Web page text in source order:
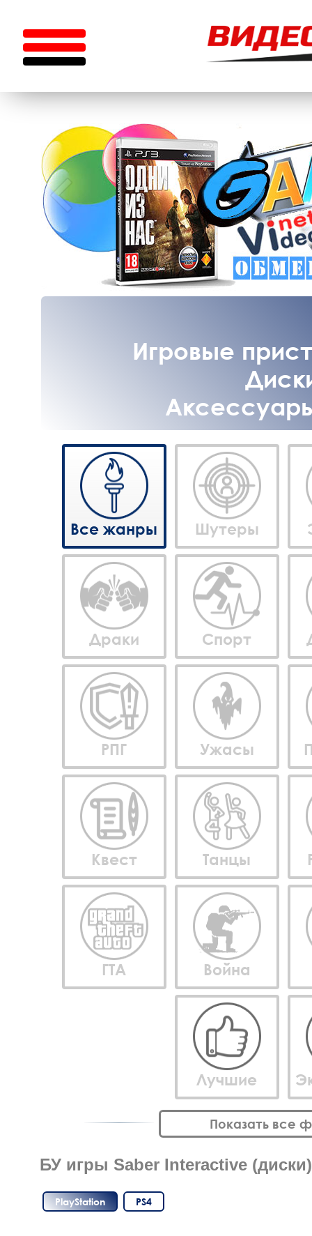
Игровые
Все жанры Шутеры
Драки Спорт
РПГ Ужасы
Квест Танцы
ГТА Война
Лучшие
Показать все
БУ игры Saber Interactive
PlayStation PS4